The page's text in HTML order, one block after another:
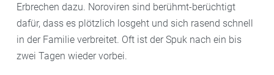
Erbrechen dazu. Noroviren sind berühmt-berüchtigt
dafür, dass es plötzlich losgeht und sich rasend schnell
in der Familie verbreitet. Oft ist der Spuk nach ein bis
zwei Tagen wieder vorbei.